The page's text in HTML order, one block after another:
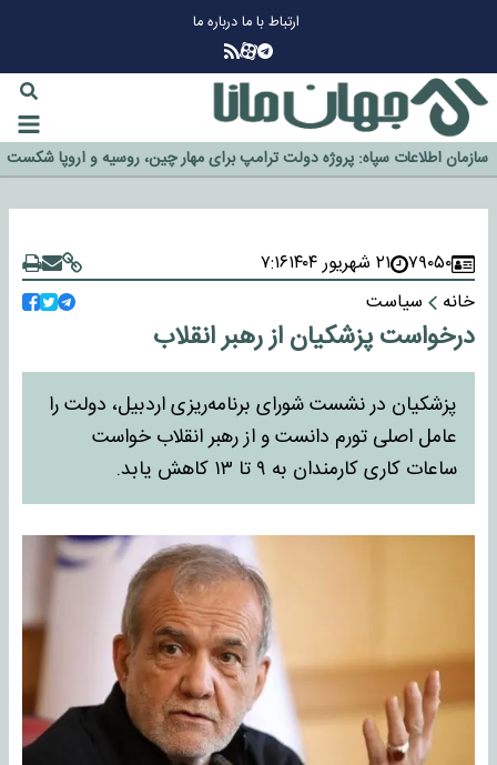
ارتباط با مادرباره ما
گزینه جدایی اوسمار روی میز مدیران پرسپولیس
آیا رئیس جمهور آمریکا قانون را دور می‌زند؟
اخراج رسمی چهره نامدار از پرسپولیس
سازمان اطلاعات سپاه: پروژه دولت ترامپ برای مهار چین، روسیه و اروپا شکست
خورد
۷۹۰۵۰ ۲۱ شهریور ۱۴۰۴
۷:۱۶
خانه
سیاست
درخواست پزشکیان از رهبر انقلاب
پزشکیان در نشست شورای برنامه‌ریزی اردبیل، دولت را
عامل اصلی تورم دانست و از رهبر انقلاب خواست
ساعات کاری کارمندان به ۹ تا ۱۳ کاهش یابد.